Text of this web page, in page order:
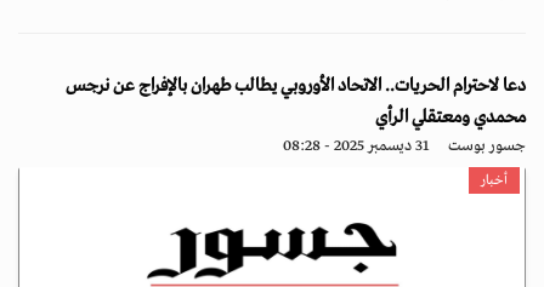
دعا لاحترام الحريات.. الاتحاد الأوروبي يطالب طهران بالإفراج عن نرجس
محمدي ومعتقلي الرأي
جسور بوست 31 ديسمبر 2025 - 08:28
أخبار